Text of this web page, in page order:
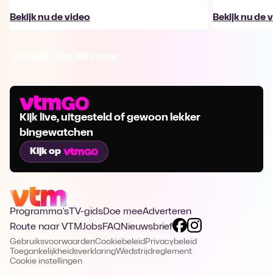
Bekijk nu de video Bekijk nu de
Kijk live, uitgesteld of gewoon lekker
bingewatchen
Kijk op
Programma's TV-gidsDoe meeAdverteren
Route naar VTMJobsFAQNieuwsbrief
GebruiksvoorwaardenCookiebeleid Privacybeleid
ToegankelijkheidsverklaringWedstrijdreglement
Cookie instellingen